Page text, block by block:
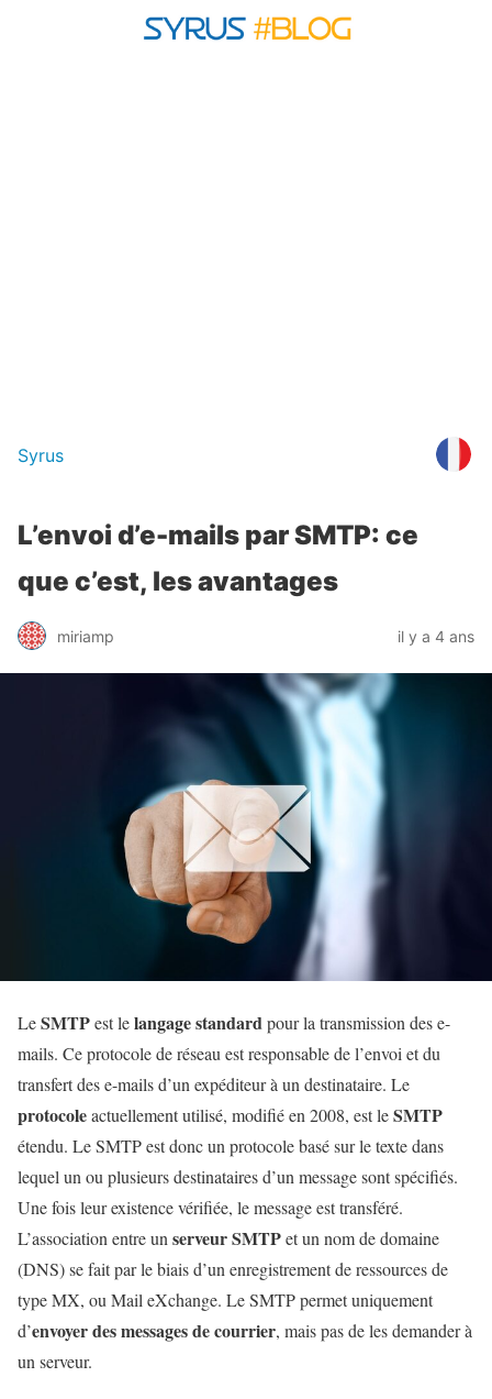
Syrus
L’envoi d’e-mails par SMTP: ce
que c’est, les avantages
miriamp il y a 4 ans
LeSMTPest lelangage standardpour la transmission des e-
mails. Ce protocole de réseau est responsable de l’envoi et du
transfert des e-mails d’un expéditeur à un destinataire. Le
protocoleactuellement utilisé, modifié en 2008, est leSMTP
étendu. Le SMTP est donc un protocole basé sur le texte dans
lequel un ou plusieurs destinataires d’un message sont spécifiés.
Une fois leur existence vérifiée, le message est transféré.
L’association entre unserveur SMTPet un nom de domaine
(DNS) se fait par le biais d’un enregistrement de ressources de
type MX, ou Mail eXchange. Le SMTP permet uniquement
d’envoyer des messages de courrier, mais pas de les demander à
un serveur.